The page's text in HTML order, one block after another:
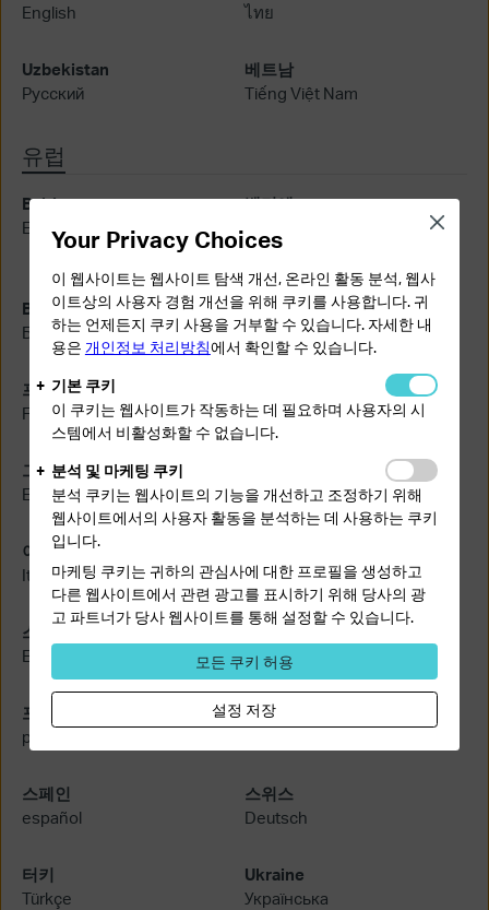
English
ไทย
Uzbekistan
Русский
베트남
Tiếng Việt Nam
유럽
Baltic
English
벨기에
Français
Bulgaria
Български език
체코 공화국
Čeština
프랑스
Français
Deutsch
그리스
Ελληνικά
Magyar
이태리
Italiano
Nederlands
스웨덴
English
폴란드
Polski
포르투갈
português
루마니아
스페인
español
스위스
Deutsch
터키
Türkçe
Ukraine
Українська
Your Privacy Choices
이 웹사이트는 웹사이트 탐색 개선, 온라인 활동 분석, 웹사
이트상의 사용자 경험 개선을 위해 쿠키를 사용합니다. 귀
하는 언제든지 쿠키 사용을 거부할 수 있습니다. 자세한 내
용은 개인정보 처리방침에서 확인할 수 있습니다.
기본 쿠키
이 쿠키는 웹사이트가 작동하는 데 필요하며 사용자의 시
스템에서 비활성화할 수 없습니다.
분석 및 마케팅 쿠키
분석 쿠키는 웹사이트의 기능을 개선하고 조정하기 위해
웹사이트에서의 사용자 활동을 분석하는 데 사용하는 쿠키
입니다.
마케팅 쿠키는 귀하의 관심사에 대한 프로필을 생성하고
다른 웹사이트에서 관련 광고를 표시하기 위해 당사의 광
고 파트너가 당사 웹사이트를 통해 설정할 수 있습니다.
모든 쿠키 허용
설정 저장
Close